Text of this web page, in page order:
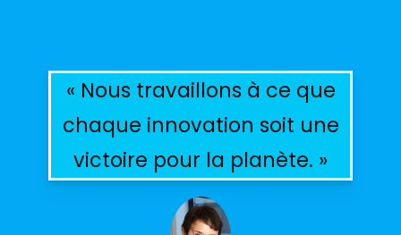
« Nous travaillons à ce que
chaque innovation soit une
victoire pour la planète. »